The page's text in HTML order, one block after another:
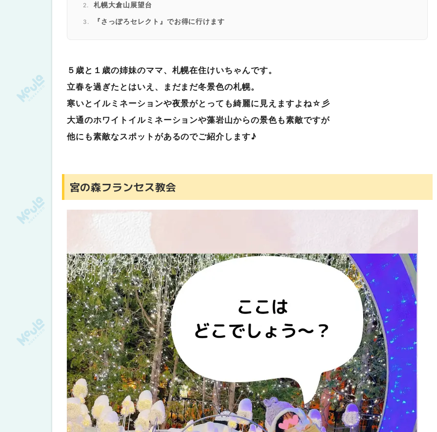
札幌大倉山展望台
『さっぽろセレクト』でお得に行けます
５歳と１歳の姉妹のママ、札幌在住けいちゃんです。
立春を過ぎたとはいえ、まだまだ冬景色の札幌。
寒いとイルミネーションや夜景がとっても綺麗に見えますよね☆彡
大通のホワイトイルミネーションや藻岩山からの景色も素敵ですが
他にも素敵なスポットがあるのでご紹介します♪
宮の森フランセス教会